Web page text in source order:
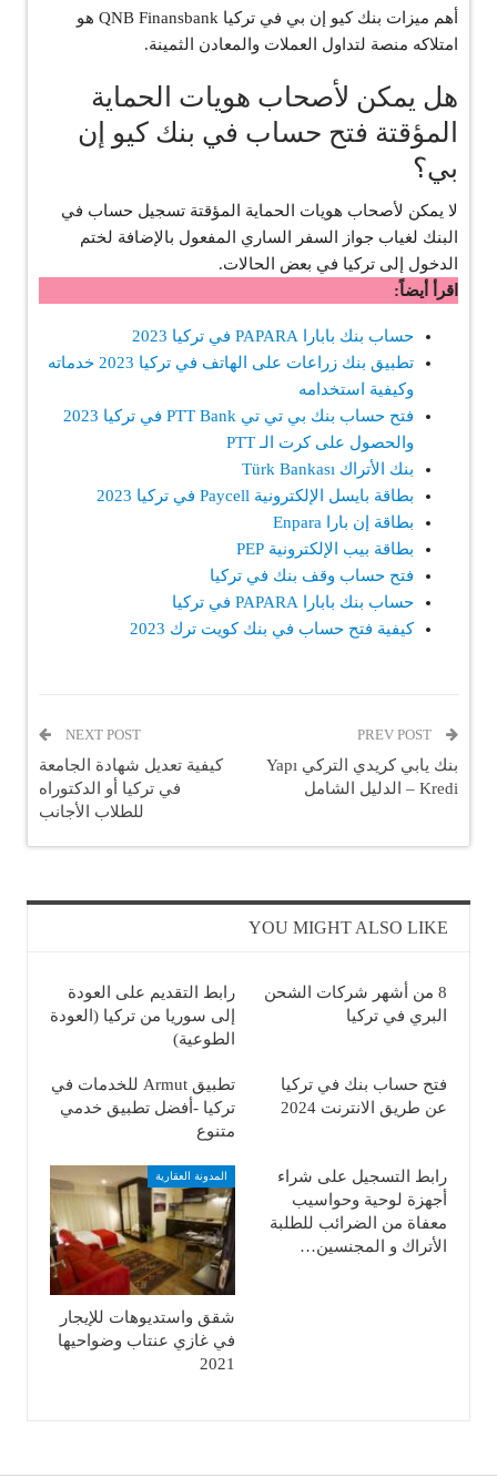
أهم ميزات بنك كيو إن بي في تركيا QNB Finansbank هو
امتلاكه منصة لتداول العملات والمعادن الثمينة.
هل يمكن لأصحاب هويات الحماية
المؤقتة فتح حساب في بنك كيو إن
بي؟
لا يمكن لأصحاب هويات الحماية المؤقتة تسجيل حساب في
البنك لغياب جواز السفر الساري المفعول بالإضافة لختم
الدخول إلى تركيا في بعض الحالات.
اقرأ أيضاً:
حساب بنك بابارا PAPARA في تركيا 2023
تطبيق بنك زراعات على الهاتف في تركيا 2023 خدماته
وكيفية استخدامه
فتح حساب بنك بي تي تي PTT Bank في تركيا 2023
والحصول على كرت الـ PTT
بنك الأتراك Türk Bankası
بطاقة بايسل الإلكترونية Paycell في تركيا 202
3
بطاقة إن بارا Enpara
بطاقة بيب الإلكترونية PEP
فتح حساب وقف بنك في تركيا
حساب بنك بابارا PAPARA في تركيا
كيفية فتح حساب في بنك كويت ترك 2023
بنك يابي كريدي التركي Yapı
Kredi – الدليل الشامل
NEXT POST
كيفية تعديل شهادة الجامعة
في تركيا أو الدكتوراه
للطلاب الأجانب
YOU MIGHT ALSO LIKE
8 من أشهر شركات الشحن
البري في تركيا
رابط التقديم على العودة
إلى سوريا من تركيا (العودة
الطوعية)
فتح حساب بنك في تركيا
عن طريق الانترنت 2024
تطبيق Armut للخدمات في
تركيا -أفضل تطبيق خدمي
متنوع
رابط التسجيل على شراء
أجهزة لوحية وحواسيب
معفاة من الضرائب للطلبة
الأتراك و المجنسين…
المدونة العقارية
شقق واستديوهات للإيجار
في غازي عنتاب وضواحيها
2021